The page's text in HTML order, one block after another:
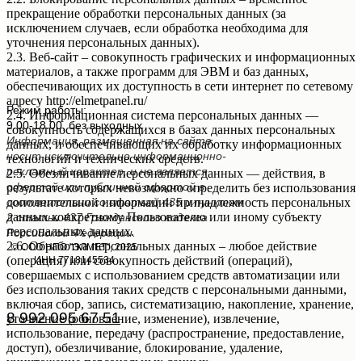
Режим работы:
9.00-18.00, без выходных
Информация, размещенная на сайте,
носит исключительно информационно-
рекламный характер, и не является
офертой или публичной офертой в
соответствии со статьей 435 и пунктом
2 статьи 437 Гражданского кодекса
Российской Федерации.
© ООО НПО "ЭЛМЕТ", 2025
ИНН 7718145534
ЗАКАЗАТЬ ЗВОНОК
8 992 095 67 51
прекращение обработки персональных данных (за
исключением случаев, если обработка необходима для
уточнения персональных данных).
2.3. Веб-сайт – совокупность графических и информационных
материалов, а также программ для ЭВМ и баз данных,
обеспечивающих их доступность в сети интернет по сетевому
адресу http://elmetpanel.ru/
2.4. Информационная система персональных данных —
совокупность содержащихся в базах данных персональных
данных, и обеспечивающих их обработку информационных
технологий и технических средств.
2.5. Обезличивание персональных данных — действия, в
результате которых невозможно определить без использования
дополнительной информации принадлежность персональных
данных конкретному Пользователю или иному субъекту
персональных данных.
2.6. Обработка персональных данных – любое действие
(операция) или совокупность действий (операций),
совершаемых с использованием средств автоматизации или
без использования таких средств с персональными данными,
включая сбор, запись, систематизацию, накопление, хранение,
уточнение (обновление, изменение), извлечение,
использование, передачу (распространение, предоставление,
доступ), обезличивание, блокирование, удаление,